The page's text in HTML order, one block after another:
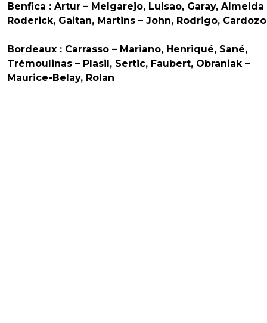
Benfica : Artur – Melgarejo, Luisao, Garay, Almeida
Roderick, Gaitan, Martins – John, Rodrigo, Cardozo
Bordeaux : Carrasso – Mariano, Henriqué, Sané,
Trémoulinas – Plasil, Sertic, Faubert, Obraniak –
Maurice-Belay, Rolan